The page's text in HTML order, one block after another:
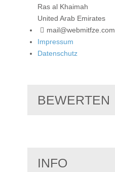
Ras al Khaimah
United Arab Emirates
mail@webmitfze.com
Impressum
Datenschutz
BEWERTEN
INFO